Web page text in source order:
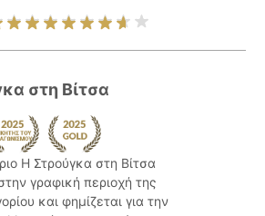
στη Βίτσα
Η Στρούγκα στη Βίτσα
γραφική περιοχή της
και φημίζεται για την